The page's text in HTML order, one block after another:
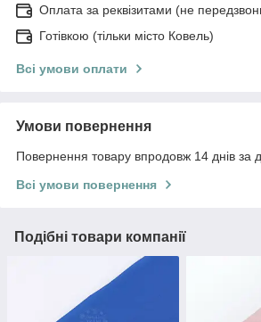
Оплата за реквізитами (не
Готівкою (тільки місто Ковель)
Всі умови оплати
Умови повернення
Повернення товару впродовж 14 днів за
Всі умови повернення
Подібні товари компанії